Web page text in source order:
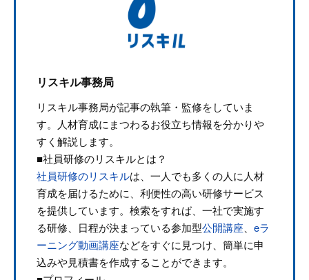
リスキル事務局
リスキル事務局が記事の執筆・監修をしていま
す。人材育成にまつわるお役立ち情報を分かりや
すく解説します。
■社員研修のリスキルとは？
社員研修のリスキルは、一人でも多くの人に人材
育成を届けるために、利便性の高い研修サービス
を提供しています。検索をすれば、一社で実施す
る研修、日程が決まっている参加型公開講座
eラ
ーニング動画講座などをすぐに見つけ、簡単に申
込みや見積書を作成することができます。